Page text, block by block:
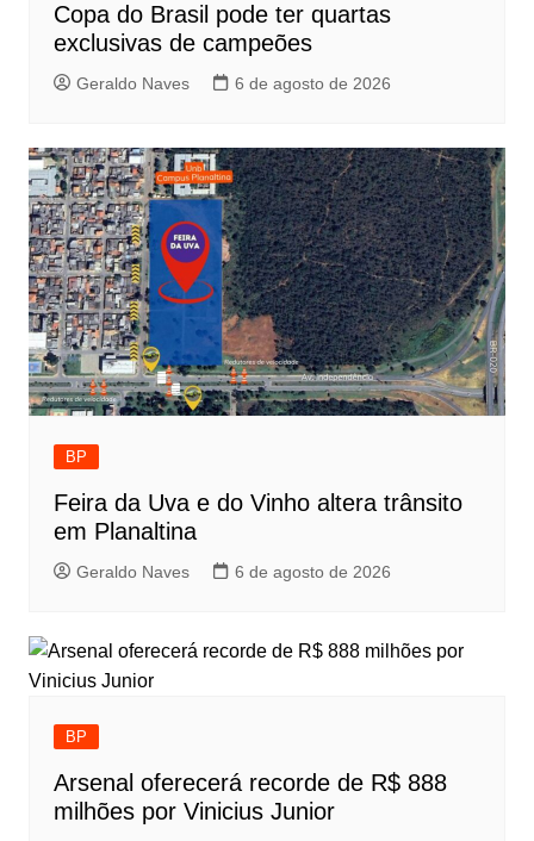
Copa do Brasil pode ter quartas
exclusivas de campeões
Geraldo Naves 6 de agosto de 2026
BP
Feira da Uva e do Vinho altera trânsito
em Planaltina
Geraldo Naves 6 de agosto de 2026
BP
Arsenal oferecerá recorde de R$ 888
milhões por Vinicius Junior